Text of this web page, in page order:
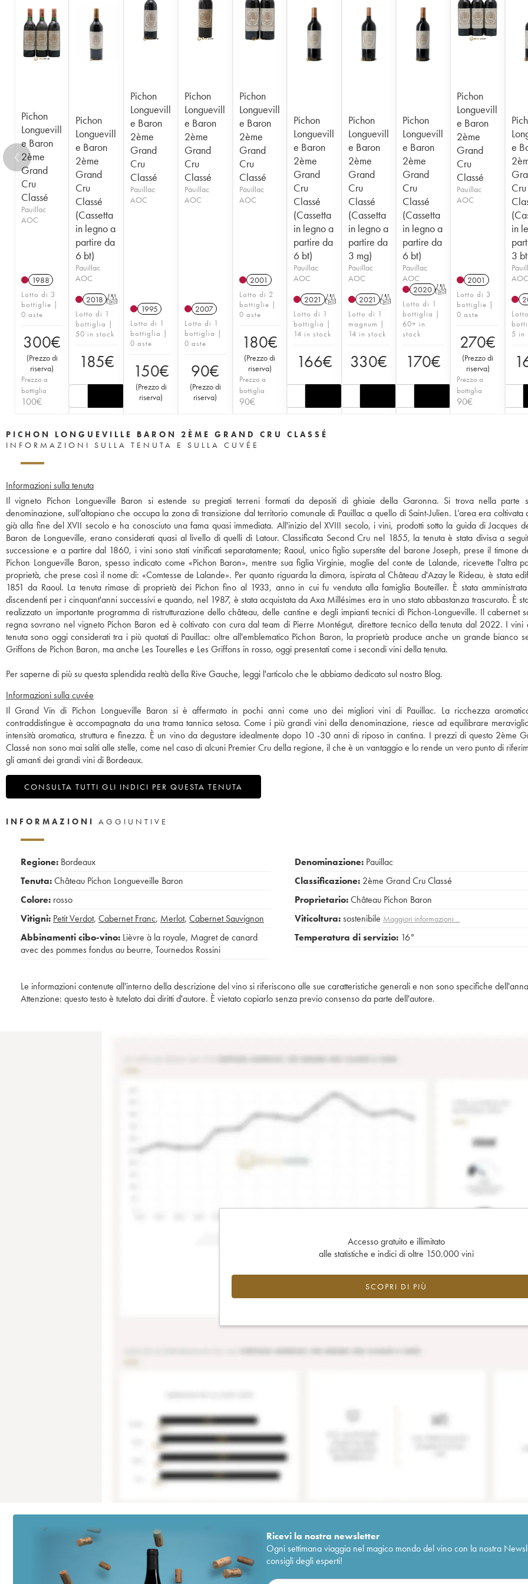
1956
1953
1950
1949 1948 1947
1945
1943
1940 1938
Pichon
Longuevill
e Baron
2ème
Grand
Cru
Classé
Pauillac
AOC
1988
Lotto di 3
bottiglie |
0 aste
300€
(Prezzo di
riserva)
Prezzo a
bottiglia
100€
Pichon
Longuevill
e Baron
2ème
Grand
Cru
Classé
(Cassetta
in legno a
partire da
6 bt)
Pauillac
AOC
2018 T
Lotto di 1
bottiglia |
50 in stock
185€
Pichon
Longuevill
e Baron
2ème
Grand
Cru
Classé
Pauillac
AOC
1995
Lotto di 1
bottiglia |
0 aste
150€
(Prezzo di
riserva)
Pichon
Longuevill
e Baron
2ème
Grand
Cru
Classé
Pauillac
AOC
2007
Lotto di 1
bottiglia |
0 aste
90€
(Prezzo di
riserva)
Pichon
Longuevill
e Baron
2ème
Grand
Cru
Classé
Pauillac
AOC
2001
Lotto di 2
bottiglie |
0 aste
180€
(Prezzo di
riserva)
Prezzo a
bottiglia
90€
Pichon
Longuevill
e Baron
2ème
Grand
Cru
Classé
(Cassetta
in legno a
partire da
6 bt)
Pauillac
AOC
2021 T
Lotto di 1
bottiglia |
14 in stock
166€
Pichon
Longuevill
e Baron
2ème
Grand
Cru
Classé
(Cassetta
in legno a
partire da
3 mg)
Pauillac
AOC
2021 T
Lotto di 1
magnum |
14 in stock
330€
Pichon
Longuevill
e Baron
2ème
Grand
Cru
Classé
(Cassetta
in legno a
partire da
6 bt)
Pauillac
AOC
2020 T
Lotto di 1
bottiglia |
60+ in
stock
170€
Pichon
Longuevill
e Baron
2ème
Grand
Cru
Classé
Pauillac
AOC
2001
Lotto di 3
bottiglie |
0 aste
270€
(Prezzo di
riserva)
Prezzo a
bottiglia
90€
e
Cru
in
3
AOC
5 in
PICHON LONGUEVILLE BARON 2ÈME GRAND CRU CLASSÉ
INFORMAZIONI SULLA TENUTA E SULLA CUVÉE
Informazioni sulla tenuta
Il vigneto Pichon Longueville Baron si estende su pregiati terreni formati da depositi di ghiaie della Garonna. Si trova nella parte
denominazione, sull’altopiano che occupa la zona di transizione dal territorio comunale di Pauillac a quello di Saint-Julien. L’area era coltivata
già alla fine del XVII secolo e ha conosciuto una fama quasi immediata. All'inizio del XVIII secolo, i vini, prodotti sotto la guida di Jacques
Baron de Longueville, erano considerati quasi al livello di quelli di Latour. Classificata Second Cru nel 1855, la tenuta è stata divisa a
successione e a partire dal 1860, i vini sono stati vinificati separatamente; Raoul, unico figlio superstite del barone Joseph, prese il timone
Pichon Longueville Baron, spesso indicato come «Pichon Baron», mentre sua figlia Virginie, moglie del conte de Lalande, ricevette l'altra
proprietà, che prese così il nome di: «Comtesse de Lalande». Per quanto riguarda la dimora, ispirata al Château d'Azay le Rideau, è stata
1851 da Raoul. La tenuta rimase di proprietà dei Pichon fino al 1933, anno in cui fu venduta alla famiglia Bouteiller. È stata
discendenti per i cinquant'anni successivi e quando, nel 1987, è stata acquistata da Axa Millésimes era in uno stato abbastanza trascurato. È
realizzato un importante programma di ristrutturazione dello château, delle cantine e degli impianti tecnici di Pichon-Longueville. Il cabernet
regna sovrano nel vigneto Pichon Baron ed è coltivato con cura dal team di Pierre Montégut, direttore tecnico della tenuta dal 2022. I vini
tenuta sono oggi considerati tra i più quotati di Pauillac: oltre all'emblematico Pichon Baron, la proprietà produce anche un grande bianco
Griffons de Pichon Baron, ma anche Les Tourelles e Les Griffons in rosso, oggi presentati come i secondi vini della tenuta.
Per saperne di più su questa splendida realtà della Rive Gauche, leggi l'articolo che le abbiamo dedicato sul nostro Blog.
Informazioni sulla cuvée
Il Grand Vin di Pichon Longueville Baron si è affermato in pochi anni come uno dei migliori vini di Pauillac. La ricchezza
contraddistingue è accompagnata da una trama tannica setosa. Come i più grandi vini della denominazione, riesce ad equilibrare
intensità aromatica, struttura e finezza. È un vino da degustare idealmente dopo 10 -30 anni di riposo in cantina. I prezzi di questo 2ème
Classé non sono mai saliti alle stelle, come nel caso di alcuni Premier Cru della regione, il che è un vantaggio e lo rende un vero punto di
gli amanti dei grandi vini di Bordeaux.
CONSULTA TUTTI GLI INDICI PER QUESTA TENUTA
INFORMAZIONI AGGIUNTIVE
Regione: Bordeaux
Tenuta:Château Pichon Longueveille Baron
Colore: rosso
Vitigni: Petit Verdot, Cabernet Franc, Merlot, Cabernet Sauvignon
Abbinamenti cibo-vino: Lièvre à la royale, Magret de canard
avec des pommes fondus au beurre, Tournedos Rossini
Denominazione: Pauillac
Classificazione: 2ème Grand Cru Classé
Proprietario:Château Pichon Baron
Viticoltura:sostenibile Maggiori informazioni…
Temperatura di servizio: 16°
Le informazioni contenute all'interno della descrizione del vino si riferiscono alle sue caratteristiche generali e non sono specifiche
Attenzione: questo testo è tutelato dai diritti d'autore. È vietato copiarlo senza previo consenso da parte dell'autore.
Accesso gratuito e illimitato
alle statistiche e indici di oltre 150.000 vini
SCOPRI DI PIÙ
Ricevi la nostra newsletter
Ogni settimana viaggia nel magico mondo del vino con la nostra
consigli degli esperti!